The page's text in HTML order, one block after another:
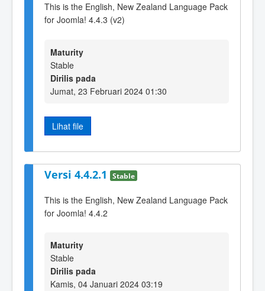
This is the English, New Zealand Language Pack
for Joomla! 4.4.3 (v2)
Maturity
Stable
Dirilis pada
Jumat, 23 Februari 2024 01:30
Lihat file
Versi 4.4.2.1 Stable
This is the English, New Zealand Language Pack
for Joomla! 4.4.2
Maturity
Stable
Dirilis pada
Kamis, 04 Januari 2024 03:19